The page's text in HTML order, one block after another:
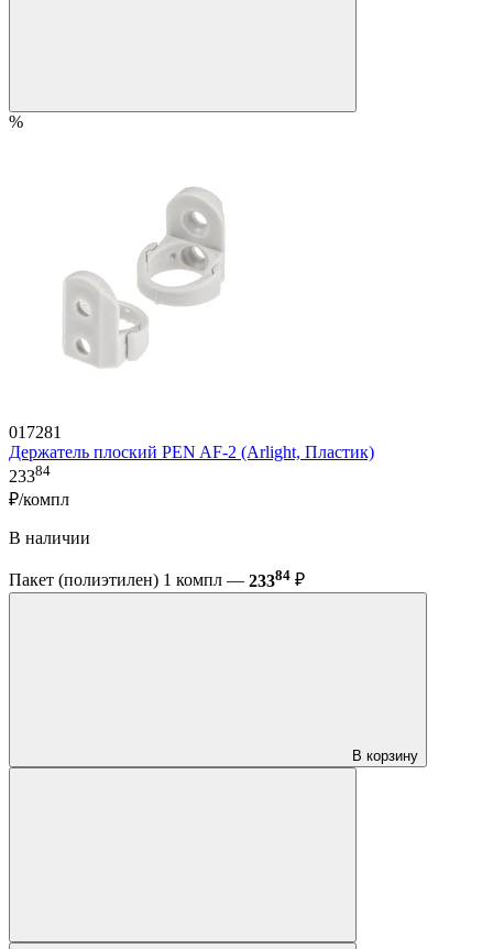
%
017281
Держатель плоский PEN AF-2 (Arlight, Пластик)
23384
₽/компл
В наличии
Пакет (полиэтилен) 1 компл — 23384 ₽
В корзину